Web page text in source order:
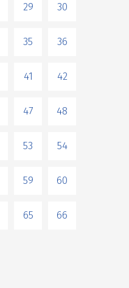
29 30
35 36
41 42
47 48
53 54
59 60
65 66